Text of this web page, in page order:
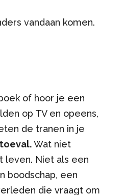
vandaan komen.
of hoor je een
op TV en opeens,
de tranen in je
Wat niet
leven. Niet als een
boodschap, een
die vraagt om